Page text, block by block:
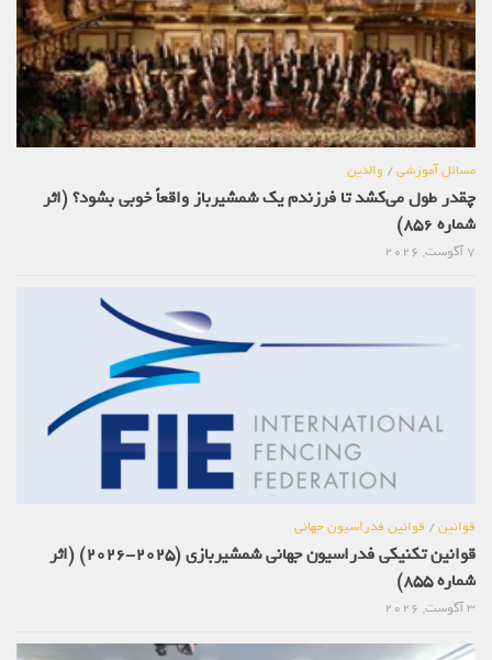
مسائل آموزشی/ والدین
چقدر طول می‌کشد تا فرزندم یک شمشیرباز واقعاً خوبی بشود؟ (اثر
شماره 856)
7 آگوست, 2026
قوانین/ قوانین فدراسیون جهانی
قوانین تکنیکی فدراسیون جهانی شمشیربازی (2025-2026) (اثر
شماره 855)
3 آگوست, 2026